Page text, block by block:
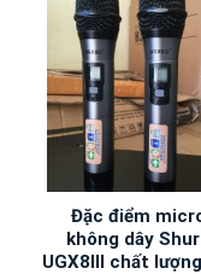
Đặc điểm
không dây
UGX8III chất